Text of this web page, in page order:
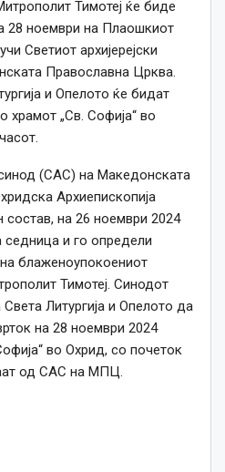
Тимотеј ќе биде
28 ноември на Плаошкиот
Светиот архијерејски
Православна Црква.
и Опелото ќе бидат
храмот „Св. Софија“ во
синод (САС) на Македонската
Архиепископија
на 26 ноември 2024
и го определи
блаженоупокоениот
Тимотеј. Синодот
Литургија и Опелото да
на 28 ноември 2024
во Охрид, со почеток
од САС на МПЦ.